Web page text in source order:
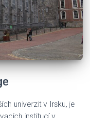
univerzit v Irsku, je
institucí v